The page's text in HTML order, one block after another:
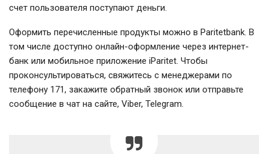
счет пользователя поступают деньги.
Оформить перечисленные продукты можно в Paritetbank. В
том числе доступно онлайн-оформление через интернет-
банк или мобильное приложение iParitet. Чтобы
проконсультироваться, свяжитесь с менеджерами по
телефону 171, закажите обратный звонок или отправьте
сообщение в чат на сайте, Viber, Telegram.